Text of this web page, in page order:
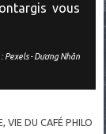
vous
Pexels - Dương Nhân
VIE DU CAFÉ PHILO